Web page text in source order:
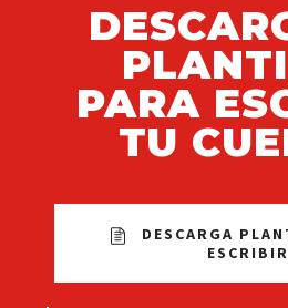
PARA
TU
DESCARGA
ESCRIBIR